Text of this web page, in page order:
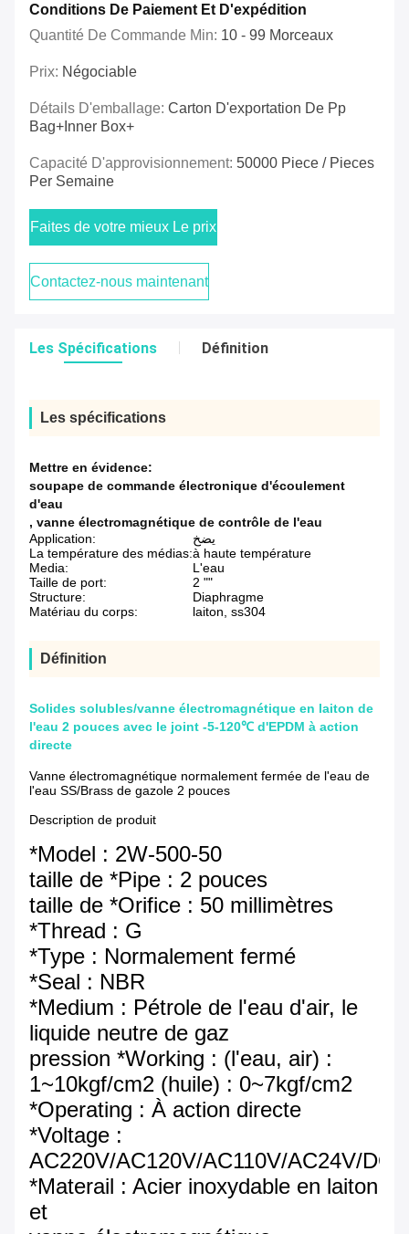
Conditions De Paiement Et D'expédition
Quantité De Commande Min: 10 - 99 Morceaux
Prix: Négociable
Détails D'emballage: Carton D'exportation De Pp
Bag+inner Box+
Capacité D'approvisionnement: 50000 Piece / Pieces
Per Semaine
Faites de votre mieux Le prix
Contactez-nous maintenant
Les Spécifications Définition
Les spécifications
Mettre en évidence:
soupape de commande électronique d'écoulement
d'eau
, vanne électromagnétique de contrôle de l'eau
Application:
يضخ
La température des médias:à haute température
Media:
L'eau
Taille de port:
2 ""
Structure:
Diaphragme
Matériau du corps:
laiton, ss304
Définition
Solides solubles/vanne électromagnétique en laiton de
l'eau 2 pouces avec le joint -5-120℃ d'EPDM à action
directe
Vanne électromagnétique normalement fermée de l'eau de
l'eau SS/Brass de gazole 2 pouces
Description de produit
*Model : 2W-500-50
taille de *Pipe : 2 pouces
taille de *Orifice : 50 millimètres
*Thread : G
*Type : Normalement fermé
*Seal : NBR
*Medium : Pétrole de l'eau d'air, le
liquide neutre de gaz
pression *Working : (l'eau, air) :
1~10kgf/cm2 (huile) : 0~7kgf/cm2
*Operating : À action directe
*Voltage :
AC220V/AC120V/AC110V/AC24V/
*Materail : Acier inoxydable en laiton
et